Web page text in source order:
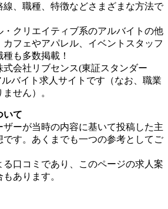
線、職種、特徴などさまざまな方法で
クリエイティブ系のアルバイトの他
フェやアパレル、イベントスタッフ
も多数掲載！
式会社リブセンス(東証スタンダー
ルバイト求人サイトです（なお、職業
せん）。
いて
ーが当時の内容に基いて投稿した主
す。あくまでも一つの参考としてご
口コミであり、このページの求人案
あります。